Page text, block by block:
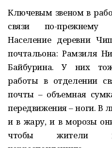
Ключевым звеном в
связи по-прежнему
Население деревни
почтальона: Рамзиля
Байбурина. У них
работы в отделении
почты – объемная
передвижения – ноги. В
и в жару, и в морозы
чтобы жители